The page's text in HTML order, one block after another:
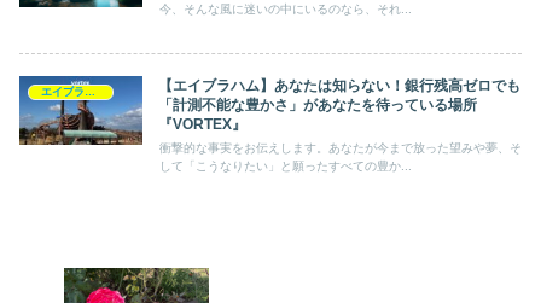
今、そんな風に迷いの中にいるのなら、それ...
【エイブラハム】あなたは知らない！銀行残高ゼロでも
「計測不能な豊かさ」があなたを待っている場所
『VORTEX』
衝撃的な事実をお伝えします。あなたが今まで放った望みや夢、そ
して「こうなりたい」と願ったすべての豊か...